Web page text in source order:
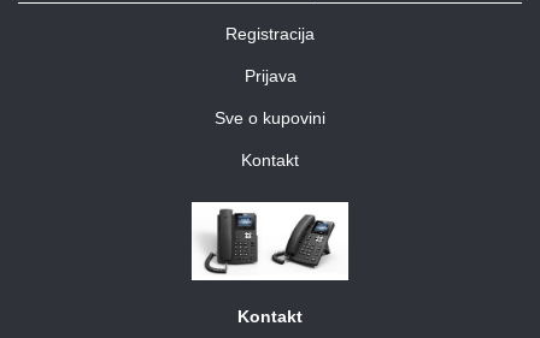
Registracija
Prijava
Sve o kupovini
Kontakt
Kontakt